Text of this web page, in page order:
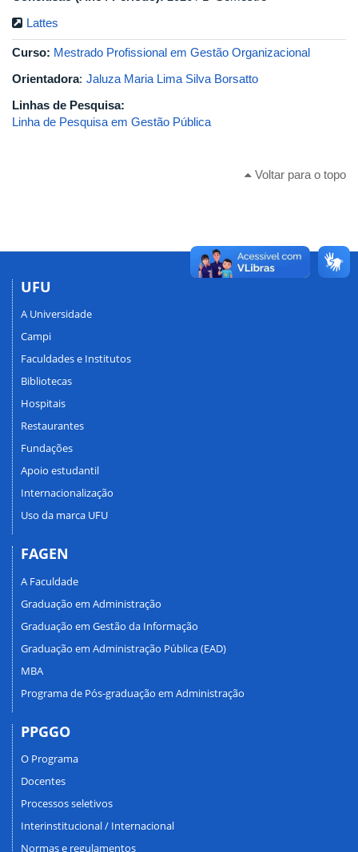
Lattes
Curso: Mestrado Profissional em Gestão Organizacional
Orientadora: Jaluza Maria Lima Silva Borsatto
Linhas de Pesquisa:
Linha de Pesquisa em Gestão Pública
Voltar para o topo
UFU
A Universidade
Campi
Faculdades e Institutos
Bibliotecas
Hospitais
Restaurantes
Fundações
Apoio estudantil
Internacionalização
Uso da marca UFU
FAGEN
A Faculdade
Graduação em Administração
Graduação em Gestão da Informação
Graduação em Administração Pública (EAD)
MBA
Programa de Pós-graduação em Administração
PPGGO
O Programa
Docentes
Processos seletivos
Interinstitucional / Internacional
Normas e regulamentos